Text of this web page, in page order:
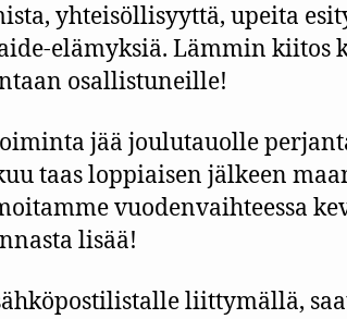
yhteisöllisyyttä, upeita
elämyksiä. Lämmin kiitos
osallistuneille!
jää joulutauolle
taas loppiaisen jälkeen
vuodenvaihteessa
lisää!
liittymällä,